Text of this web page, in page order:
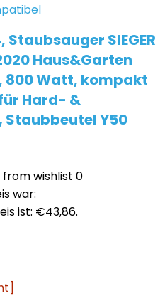
Staubsauger SIEGER
Haus&Garten
800 Watt, kompakt
Hard- &
Staubbeutel Y50
from wishlist 0
war:
ist: €43,86.